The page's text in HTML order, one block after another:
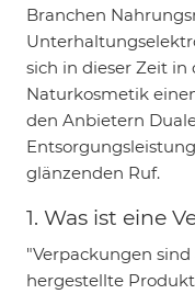
Branchen
sich in dieser Zeit in
Naturkosmetik
den Anbietern
glänzenden Ruf.
1. Was ist eine
"Verpackungen
hergestellte